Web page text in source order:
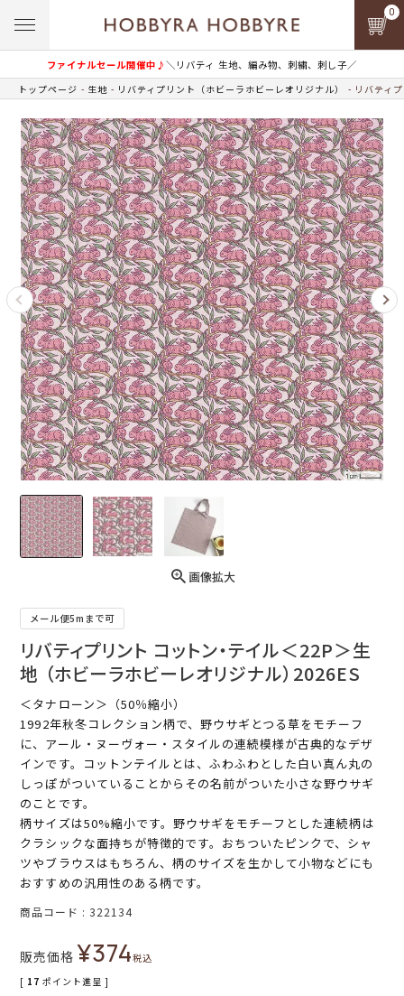
ファイナルセール開催中♪＼リバティ 生地、編み物、刺繍、刺し子／
0
トップページ 生地 リバティプリント（ホビーラホビーレオリジナル） リバティ
画像拡大
メール便5mまで可
リバティプリント コットン・テイル＜22P＞生
地 （ホビーラホビーレオリジナル）2026ES
＜タナローン＞（50％縮小）
1992年秋冬コレクション柄で、野ウサギとつる草をモチーフ
に、アール・ヌーヴォー・スタイルの連続模様が古典的なデザ
インです。コットンテイルとは、ふわふわとした白い真ん丸の
しっぽがついていることからその名前がついた小さな野ウサギ
のことです。
柄サイズは50%縮小です。野ウサギをモチーフとした連続柄は
クラシックな面持ちが特徴的です。おちついたピンクで、シャ
ツやブラウスはもちろん、柄のサイズを生かして小物などにも
おすすめの汎用性のある柄です。
商品コード 322134
販売価格 ¥374税込
[ 17 ポイント進呈 ]